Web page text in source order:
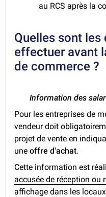
au RCS après la
Quelles sont les
effectuer avant
de commerce ?
Information des
Pour les entreprises de
vendeur doit
projet de vente en
uneoffre d'achat.
Cette information est
accusée de réception ou
affichage dans les